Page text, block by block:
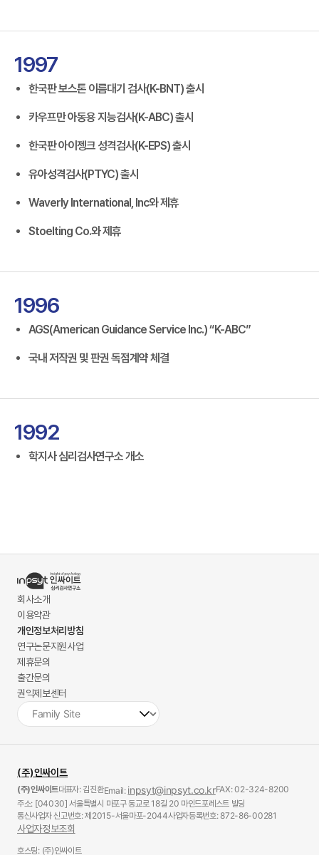
1997
한국판 보스톤 이름대기 검사(K-BNT) 출시
카우프만 아동용 지능검사(K-ABC) 출시
한국판 아이젱크 성격검사(K-EPS) 출시
유아성격검사(PTYC) 출시
Waverly International, Inc와 제휴
Stoelting Co.와 제휴
1996
AGS(American Guidance Service Inc.) “K-ABC”
국내 저작권 및 판권 독점계약 체결
1992
학지사 심리검사연구소 개소
회사소개
이용약관
개인정보처리방침
연구논문지원사업
제휴문의
출간문의
권익제보센터
(주)인싸이트
(주)인싸이트대표자: 김진환Email: inpsyt@inpsyt.co.krFAX: 02-324-8200
주소: [04030] 서울특별시 마포구 동교로 18길 20 마인드포레스트 빌딩
통신사업자 신고번호: 제2015-서울마포-2044사업자등록번호: 872-86-00281
사업자정보조회
호스팅: (주)인싸이트